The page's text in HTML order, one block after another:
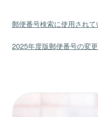
郵便番号検索に使用され
2025年度版郵便番号の変